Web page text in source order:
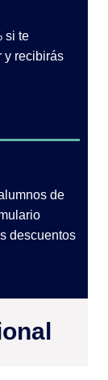
si te
y recibirás
de
descuentos